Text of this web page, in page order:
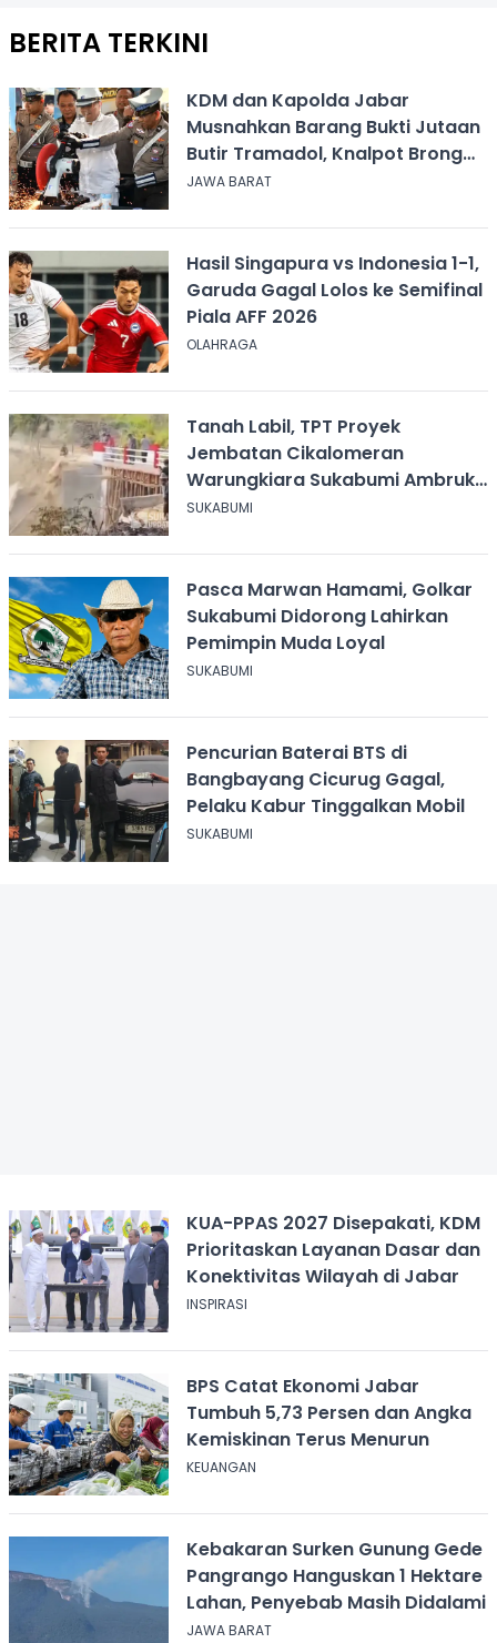
BERITA TERKINI
KDM dan Kapolda Jabar
Musnahkan Barang Bukti Jutaan
Butir Tramadol, Knalpot Brong
hingga Miras
JAWA BARAT
Hasil Singapura vs Indonesia 1-1,
Garuda Gagal Lolos ke Semifinal
Piala AFF 2026
OLAHRAGA
Tanah Labil, TPT Proyek
Jembatan Cikalomeran
Warungkiara Sukabumi Ambruk
Saat Pengurugan
SUKABUMI
Pasca Marwan Hamami, Golkar
Sukabumi Didorong Lahirkan
Pemimpin Muda Loyal
SUKABUMI
Pencurian Baterai BTS di
Bangbayang Cicurug Gagal,
Pelaku Kabur Tinggalkan Mobil
SUKABUMI
KUA-PPAS 2027 Disepakati, KDM
Prioritaskan Layanan Dasar dan
Konektivitas Wilayah di Jabar
INSPIRASI
BPS Catat Ekonomi Jabar
Tumbuh 5,73 Persen dan Angka
Kemiskinan Terus Menurun
KEUANGAN
Kebakaran Surken Gunung Gede
Pangrango Hanguskan 1 Hektare
Lahan, Penyebab Masih Didalami
JAWA BARAT